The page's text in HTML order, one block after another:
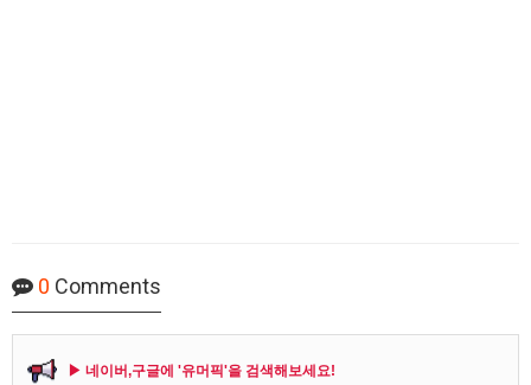
0 Comments
▶ 네이버,구글에 '유머픽'을 검색해보세요!